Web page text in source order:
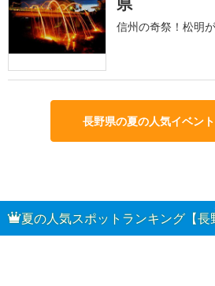
信州の奇祭！松明
長野県の夏の人気イベン
夏の人気スポットランキング【長